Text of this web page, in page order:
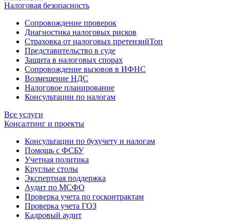
Налоговая безопасность
Сопровождение проверок
Диагностика налоговых рисков
Страховка от налоговых претензийТоп
Представительство в суде
Защита в налоговых спорах
Сопровождение вызовов в ИФНС
Возмещение НДС
Налоговое планирование
Консультации по налогам
Все услуги
Консалтинг и проекты
Консультации по бухучету и налогам
Помощь с ФСБУ
Учетная политика
Круглые столы
Экспертная поддержка
Аудит по МСФО
Проверка учета по госконтрактам
Проверка учета ГОЗ
Кадровый аудит